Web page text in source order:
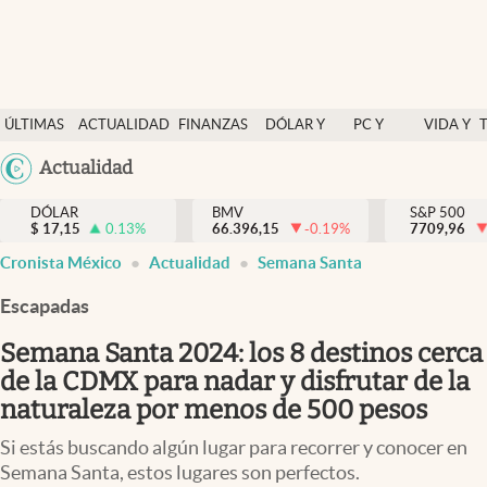
ÚLTIMAS
NOTICIAS
ACTUALIDAD
FINANZAS
DÓLAR Y
PC Y
VIDA Y
México
Actualidad
Actualidad
Finanzas y economía
Dólar y mercados
Pc y celular
Vida y estilo
Tv
DÓLAR
$ 17,15 0.13%
BMV
66.396,15
-0.19%
S&P 500
7709,96
Cronista México Actualidad Semana Santa
Escapadas
Semana Santa 2024: los 8 destinos cerca
de la CDMX para nadar y disfrutar de la
naturaleza por menos de 500 pesos
Si estás buscando algún lugar para recorrer y conocer en
Semana Santa, estos lugares son perfectos.